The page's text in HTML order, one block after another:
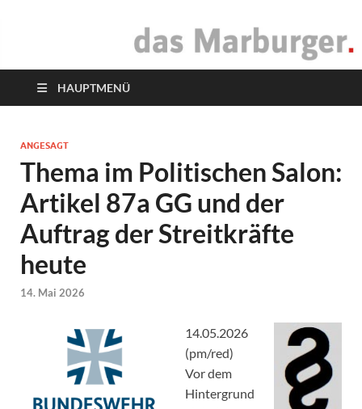
das Marburger.
HAUPTMENÜ
ANGESAGT
Thema im Politischen Salon:
Artikel 87a GG und der
Auftrag der Streitkräfte
heute
14. Mai 2026
14.05.2026
(pm/red)
Vor dem
Hintergrund